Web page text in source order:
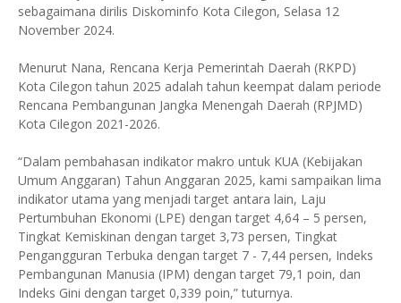
sebagaimana dirilis Diskominfo Kota Cilegon, Selasa 12
November 2024.
Menurut Nana, Rencana Kerja Pemerintah Daerah (RKPD)
Kota Cilegon tahun 2025 adalah tahun keempat dalam periode
Rencana Pembangunan Jangka Menengah Daerah (RPJMD)
Kota Cilegon 2021-2026.
“Dalam pembahasan indikator makro untuk KUA (Kebijakan
Umum Anggaran) Tahun Anggaran 2025, kami sampaikan lima
indikator utama yang menjadi target antara lain, Laju
Pertumbuhan Ekonomi (LPE) dengan target 4,64 – 5 persen,
Tingkat Kemiskinan dengan target 3,73 persen, Tingkat
Pengangguran Terbuka dengan target 7 - 7,44 persen, Indeks
Pembangunan Manusia (IPM) dengan target 79,1 poin, dan
Indeks Gini dengan target 0,339 poin,” tuturnya.